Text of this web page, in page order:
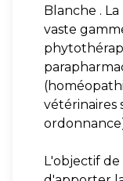
Blanche .
vaste
vétérinaires
L'objectif